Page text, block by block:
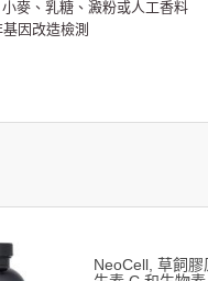
麥、乳糖、澱粉或人工香料
因改造檢測
NeoCell, 草飼